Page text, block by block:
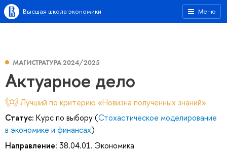
Меню
Высшая школа экономики
МАГИСТРАТУРА 2024/2025
Актуарное дело
Лучший по критерию «Новизна полученных знаний»
Статус: Курс по выбору (Стохастическое моделирование
в экономике и финансах)
Направление: 38.04.01. Экономика